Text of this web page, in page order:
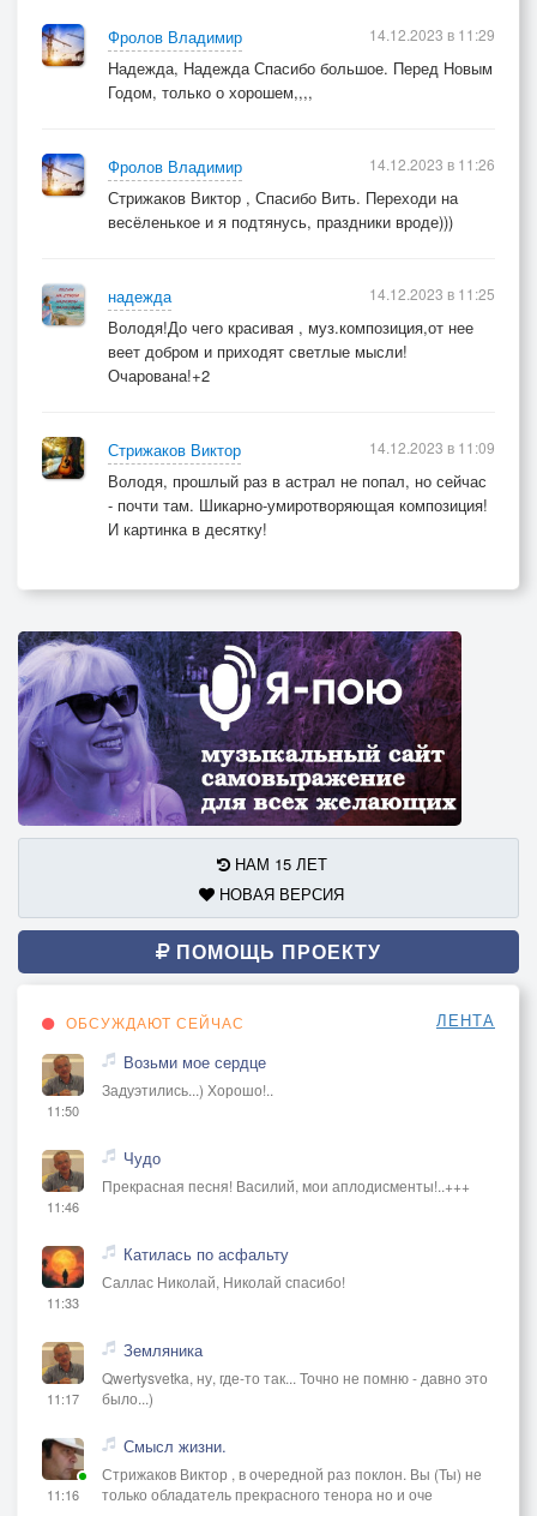
Фролов Владимир
Надежда, Надежда Спасибо большое. Перед Новым
Годом, только о хорошем,,,,
14.12.2023 в 11:29
Фролов Владимир
Стрижаков Виктор , Спасибо Вить. Переходи на
весёленькое и я подтянусь, праздники вроде)))
14.12.2023 в 11:26
надежда
Володя!До чего красивая , муз.композиция,от нее
веет добром и приходят светлые мысли!
Очарована!+2
14.12.2023 в 11:25
Стрижаков Виктор
Володя, прошлый раз в астрал не попал, но сейчас
- почти там. Шикарно-умиротворяющая композиция!
И картинка в десятку!
14.12.2023 в 11:09
НАМ 15 ЛЕТ
НОВАЯ ВЕРСИЯ
ПОМОЩЬ ПРОЕКТУ
ОБСУЖДАЮТ СЕЙЧАС ЛЕНТА
11:50
Возьми мое сердце
Задуэтились...) Хорошо!..
11:46
Чудо
Прекрасная песня! Василий, мои аплодисменты!..+++
11:33
Катилась по асфальту
Саллас Николай, Николай спасибо!
11:17
Земляника
Qwertysvetka, ну, где-то так... Точно не помню - давно это
было...)
11:16
Смысл жизни.
Стрижаков Виктор , в очередной раз поклон. Вы (Ты) не
только обладатель прекрасного тенора но и оче